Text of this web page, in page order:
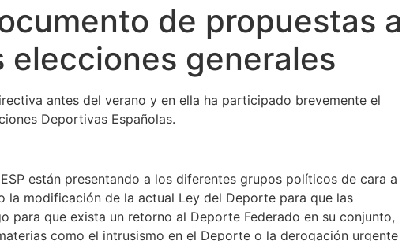
de propuestas a
generales
antes del verano y en ella ha participado brevemente el
Deportivas Españolas.
están presentando a los diferentes grupos políticos de cara a
la modificación de la actual Ley del Deporte para que las
para que exista un retorno al Deporte Federado en su conjunto,
como el intrusismo en el Deporte o la derogación urgente